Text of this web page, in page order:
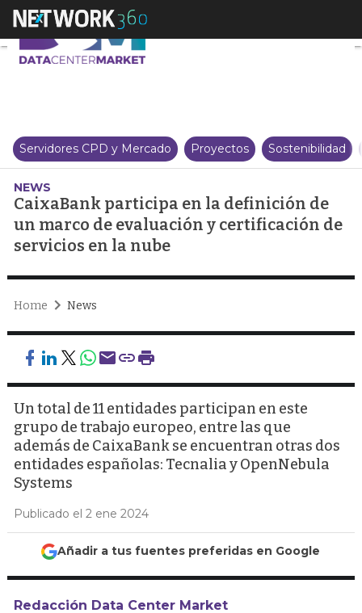
CaixaBank participa en la
Servidores CPD y Mercado Proyectos Sostenibilidad
NEWS
CaixaBank participa en la definición de
un marco de evaluación y certificación de
servicios en la nube
Home News
Un total de 11 entidades participan en este
grupo de trabajo europeo, entre las que
además de CaixaBank se encuentran otras dos
entidades españolas: Tecnalia y OpenNebula
Systems
Publicado el 2 ene 2024
Añadir a tus fuentes preferidas en Google
Redacción Data Center Market